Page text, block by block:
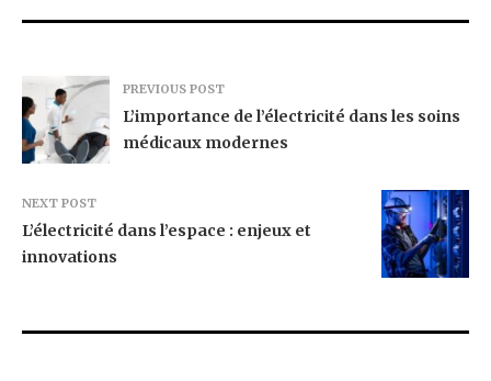
PREVIOUS POST
L’importance de l’électricité dans les soins
médicaux modernes
NEXT POST
L’électricité dans l’espace : enjeux et
innovations